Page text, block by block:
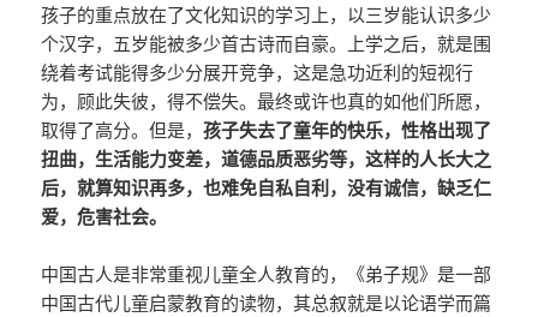
孩子的重点放在了文化知识的学习上，以三岁能认识多少
个汉字，五岁能被多少首古诗而自豪。上学之后，就是围
绕着考试能得多少分展开竞争，这是急功近利的短视行
为，顾此失彼，得不偿失。最终或许也真的如他们所愿，
取得了高分。但是，孩子失去了童年的快乐，性格出现了
扭曲，生活能力变差，道德品质恶劣等，这样的人长大之
后，就算知识再多，也难免自私自利，没有诚信，缺乏仁
爱，危害社会。
中国古人是非常重视儿童全人教育的，《弟子规》是一部
中国古代儿童启蒙教育的读物，其总叙就是以论语学而篇